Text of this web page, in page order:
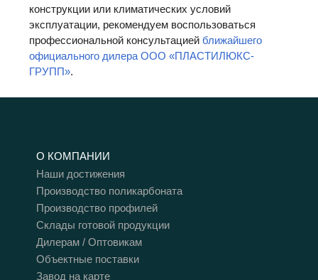
конструкции или климатических условий
эксплуатации, рекомендуем воспользоваться
профессиональной консультацией ближайшего
официального дилера ООО «ПЛАСТИЛЮКС-
ГРУПП».
О КОМПАНИИ
Наши достижения
Производство поликарбоната
Производство профилей
Склады готовой продукции
Дилерам / Оптовикам
Объектные поставки
Завод на карте